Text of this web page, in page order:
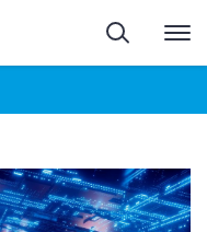
Pesquisa